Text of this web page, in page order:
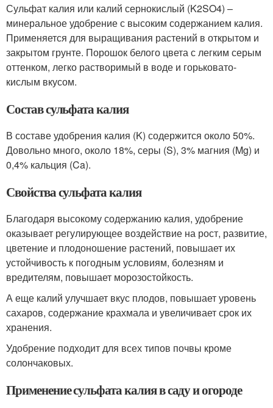
Сульфат калия или калий сернокислый (K2SO4) –
минеральное удобрение с высоким содержанием калия.
Применяется для выращивания растений в открытом и
закрытом грунте. Порошок белого цвета с легким серым
оттенком, легко растворимый в воде и горьковато-
кислым вкусом.
Состав сульфата калия
В составе удобрения калия (K) содержится около 50%.
Довольно много, около 18%, серы (S), 3% магния (Mg) и
0,4% кальция (Ca).
Свойства сульфата калия
Благодаря высокому содержанию калия, удобрение
оказывает регулирующее воздействие на рост, развитие,
цветение и плодоношение растений, повышает их
устойчивость к погодным условиям, болезням и
вредителям, повышает морозостойкость.
А еще калий улучшает вкус плодов, повышает уровень
сахаров, содержание крахмала и увеличивает срок их
хранения.
Удобрение подходит для всех типов почвы кроме
солончаковых.
Применение сульфата калия в саду и огороде